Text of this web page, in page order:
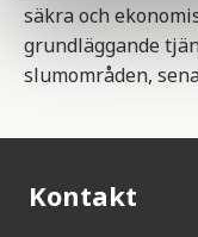
säkra och
grundläggande
slumområden,
Kontakt